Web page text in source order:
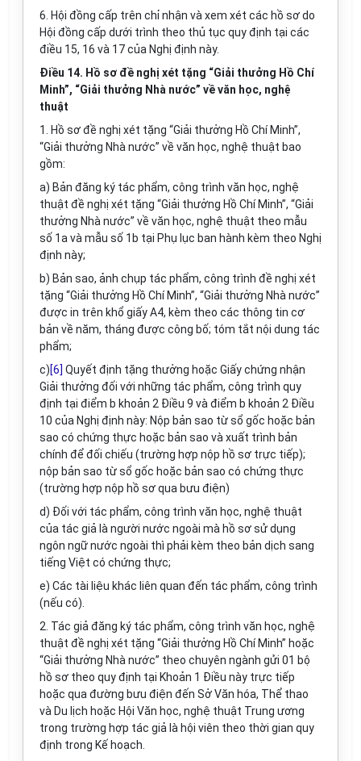
6. Hội đồng cấp trên chỉ nhận và xem xét các hồ sơ do
Hội đồng cấp dưới trình theo thủ tục quy định tại các
điều 15, 16 và 17 của Nghị định này.
Điều 14. Hồ sơ đề nghị xét tặng “Giải thưởng Hồ Chí
Minh”, “Giải thưởng Nhà nước” về văn học, nghệ
thuật
1. Hồ sơ đề nghị xét tặng “Giải thưởng Hồ Chí Minh”,
“Giải thưởng Nhà nước” về văn học, nghệ thuật bao
gồm:
a) Bản đăng ký tác phẩm, công trình văn học, nghệ
thuật đề nghị xét tặng “Giải thưởng Hồ Chí Minh”, “Giải
thưởng Nhà nước” về văn học, nghệ thuật theo mẫu
số 1a và mẫu số 1b tại Phụ lục ban hành kèm theo Nghị
định này;
b) Bản sao, ảnh chụp tác phẩm, công trình đề nghị xét
tặng “Giải thưởng Hồ Chí Minh”, “Giải thưởng Nhà nước”
được in trên khổ giấy A4, kèm theo các thông tin cơ
bản về năm, tháng được công bố; tóm tắt nội dung tác
phẩm;
c)[6] Quyết định tặng thưởng hoặc Giấy chứng nhận
Giải thưởng đối với những tác phẩm, công trình quy
định tại điểm b khoản 2 Điều 9 và điểm b khoản 2 Điều
10 của Nghị định này: Nộp bản sao từ sổ gốc hoặc bản
sao có chứng thực hoặc bản sao và xuất trình bản
chính để đối chiếu (trường hợp nộp hồ sơ trực tiếp);
nộp bản sao từ sổ gốc hoặc bản sao có chứng thực
(trường hợp nộp hồ sơ qua bưu điện)
d) Đối với tác phẩm, công trình văn học, nghệ thuật
của tác giả là người nước ngoài mà hồ sơ sử dụng
ngôn ngữ nước ngoài thì phải kèm theo bản dịch sang
tiếng Việt có chứng thực;
e) Các tài liệu khác liên quan đến tác phẩm, công trình
(nếu có).
2. Tác giả đăng ký tác phẩm, công trình văn học, nghệ
thuật đề nghị xét tặng “Giải thưởng Hồ Chí Minh” hoặc
“Giải thưởng Nhà nước” theo chuyên ngành gửi 01 bộ
hồ sơ theo quy định tại Khoản 1 Điều này trực tiếp
hoặc qua đường bưu điện đến Sở Văn hóa, Thể thao
và Du lịch hoặc Hội Văn học, nghệ thuật Trung ương
trong trường hợp tác giả là hội viên theo thời gian quy
định trong Kế hoạch.